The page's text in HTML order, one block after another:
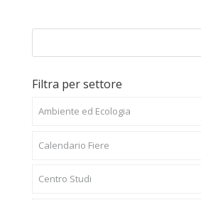
Filtra per settore
Ambiente ed Ecologia
Calendario Fiere
Centro Studi